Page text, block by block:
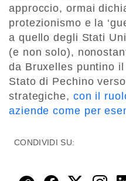
approccio, ormai
protezionismo e la
a quello degli Stati
(e non solo),
da Bruxelles puntino
Stato di Pechino
strategiche, con il
aziende come per
CONDIVIDI SU: